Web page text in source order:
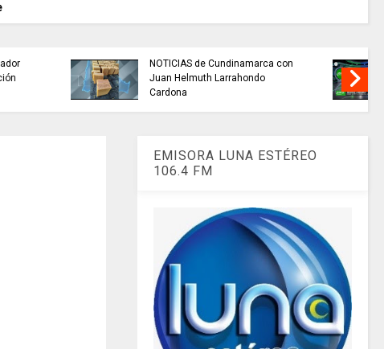
la calidad del
miles de
TRABAJO....................si hay //
jueves 6 de agosto de 2026
EMISORA LUNA ESTÉREO
106.4 FM